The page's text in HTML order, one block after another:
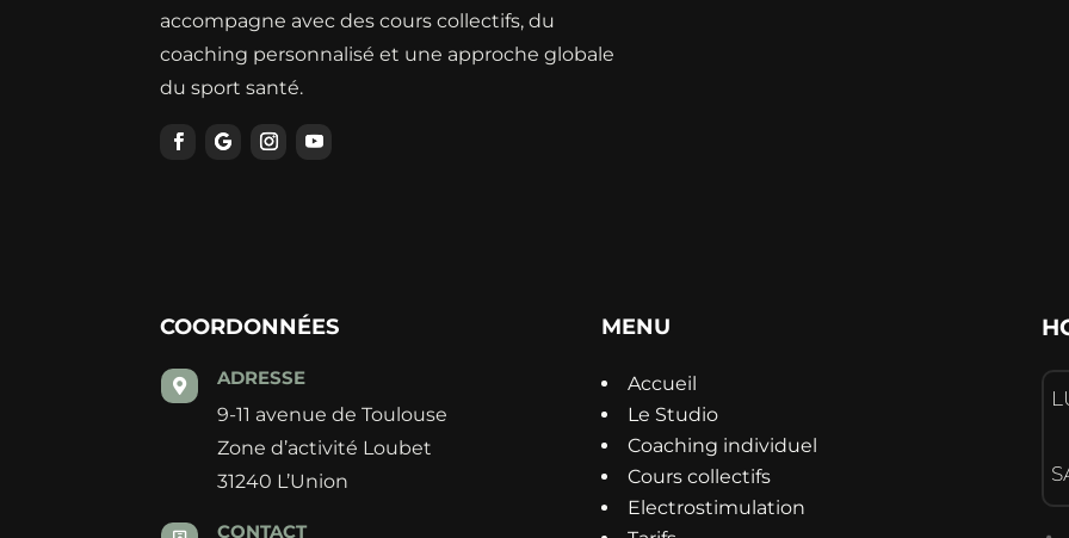
accompagne avec des cours collectifs, du
coaching personnalisé et une approche globale
du sport santé.
COORDONNÉES

ADRESSE
9-11 avenue de Toulouse
Zone d’activité Loubet
31240 L’Union
CONTACT
MENU
Accueil
Le Studio
Coaching individuel
Cours collectifs
Electrostimulation